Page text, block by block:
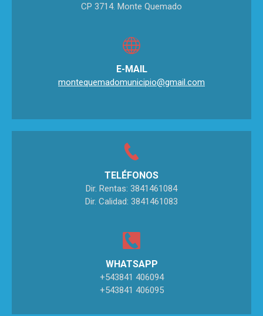
CP 3714. Monte Quemado
E-MAIL
montequemadomunicipio@gmail.com
TELÉFONOS
Dir. Rentas: 3841461084
Dir. Calidad: 3841461083
WHATSAPP
+543841 406094
+543841 406095